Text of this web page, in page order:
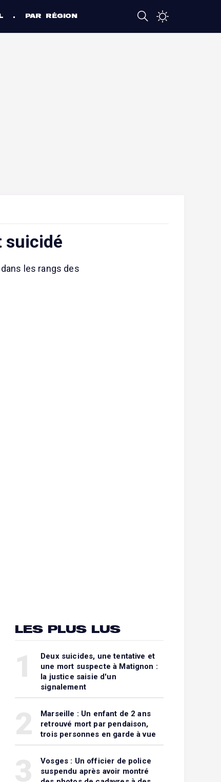
PAR RÉGION
suicidé
les rangs des
LES PLUS LUS
Deux suicides, une tentative et
une mort suspecte à Matignon :
la justice saisie d'un
signalement
Marseille : Un enfant de 2 ans
retrouvé mort par pendaison,
trois personnes en garde à vue
Vosges : Un officier de police
suspendu après avoir montré